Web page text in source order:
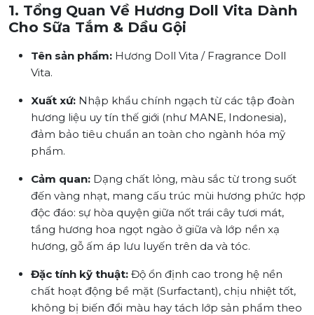
1. Tổng Quan Về Hương Doll Vita Dành
Cho Sữa Tắm & Dầu Gội
Tên sản phẩm: Hương Doll Vita / Fragrance Doll
Vita.
Xuất xứ: Nhập khẩu chính ngạch từ các tập đoàn
hương liệu uy tín thế giới (như MANE, Indonesia),
đảm bảo tiêu chuẩn an toàn cho ngành hóa mỹ
phẩm.
Cảm quan: Dạng chất lỏng, màu sắc từ trong suốt
đến vàng nhạt, mang cấu trúc mùi hương phức hợp
độc đáo: sự hòa quyện giữa nốt trái cây tươi mát,
tầng hương hoa ngọt ngào ở giữa và lớp nền xạ
hương, gỗ ấm áp lưu luyến trên da và tóc.
Đặc tính kỹ thuật: Độ ổn định cao trong hệ nền
chất hoạt động bề mặt (Surfactant), chịu nhiệt tốt,
không bị biến đổi màu hay tách lớp sản phẩm theo